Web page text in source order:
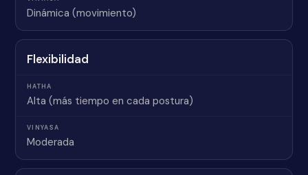
Dinámica (movimiento)
Flexibilidad
Alta (más tiempo en cada postura)
Moderada